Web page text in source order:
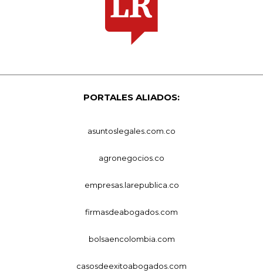
PORTALES ALIADOS:
asuntoslegales.com.co
agronegocios.co
empresas.larepublica.co
firmasdeabogados.com
bolsaencolombia.com
casosdeexitoabogados.com